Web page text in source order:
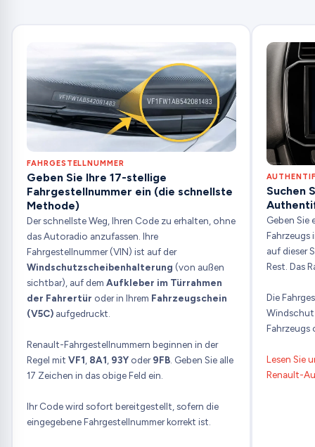
FAHRGESTELLNUMMER
Geben Sie Ihre 17-stellige
Fahrgestellnummer ein (die schnellste
Methode)
Der schnellste Weg, Ihren Code zu erhalten, ohne
das Autoradio anzufassen. Ihre
Fahrgestellnummer (VIN) ist auf der
Windschutzscheibenhalterung (von außen
sichtbar), auf dem Aufkleber im Türrahmen
der Fahrertür oder in Ihrem Fahrzeugschein
(V5C)aufgedruckt.
Renault-Fahrgestellnummern beginnen in der
Regel mit VF1 8A1 93Yoder9FB. Geben Sie alle
17 Zeichen in das obige Feld ein.
Ihr Code wird sofort bereitgestellt, sofern die
eingegebene Fahrgestellnummer korrekt ist.
Suchen
Geben Sie
Fahrzeugs
auf dieser
Rest. Das
Die
Fahrzeugs
Lesen Sie
Renault-